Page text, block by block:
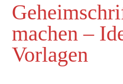
machen –
Vorlagen